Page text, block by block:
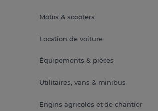
Motos & scooters
Location de voiture
Équipements & pièces
Utilitaires, vans & minibus
Engins agricoles et de chantier